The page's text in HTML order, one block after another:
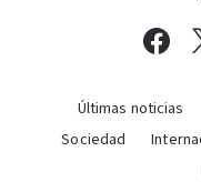
Últimas noticias
Sociedad